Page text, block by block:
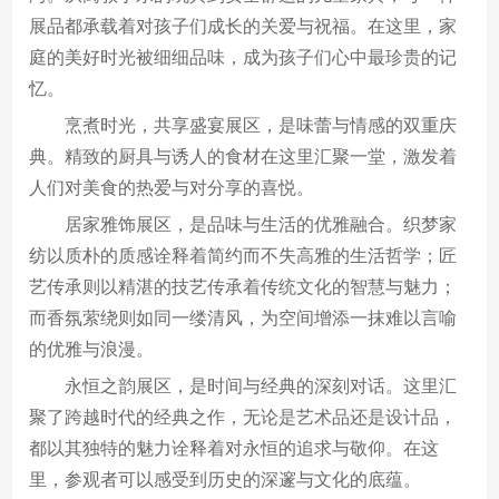
展品都承载着对孩子们成长的关爱与祝福。在这里，家
庭的美好时光被细细品味，成为孩子们心中最珍贵的记
忆。
烹煮时光，共享盛宴展区，是味蕾与情感的双重庆
典。精致的厨具与诱人的食材在这里汇聚一堂，激发着
人们对美食的热爱与对分享的喜悦。
居家雅饰展区，是品味与生活的优雅融合。织梦家
纺以质朴的质感诠释着简约而不失高雅的生活哲学；匠
艺传承则以精湛的技艺传承着传统文化的智慧与魅力；
而香氛萦绕则如同一缕清风，为空间增添一抹难以言喻
的优雅与浪漫。
永恒之韵展区，是时间与经典的深刻对话。这里汇
聚了跨越时代的经典之作，无论是艺术品还是设计品，
都以其独特的魅力诠释着对永恒的追求与敬仰。在这
里，参观者可以感受到历史的深邃与文化的底蕴。